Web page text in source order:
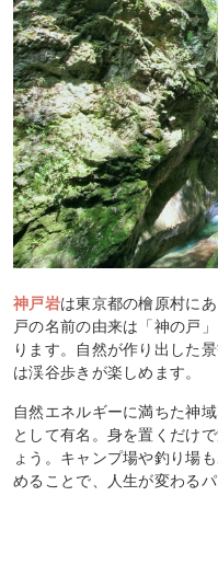
神戸岩は東京都の檜原村に
戸の名前の由来は「神の戸
ります。自然が作り出した
は渓谷歩きが楽しめます。
自然エネルギーに満ちた神
として有名。身を置くだけ
ょう。キャンプ場や釣り場
めることで、人生が変わる